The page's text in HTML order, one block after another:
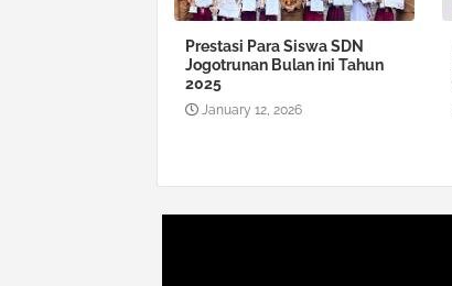
Prestasi Para Siswa SDN
Jogotrunan Bulan ini Tahun
2025
January 12, 2026